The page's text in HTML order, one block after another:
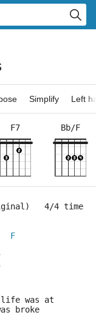
Simplify Left
F7 Bb/F
4/4 time
F
life was at
broke